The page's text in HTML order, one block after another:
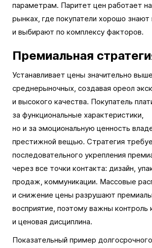
параметрам. Паритет цен работает
рынках, где покупатели хорошо знают
и выбирают по комплексу факторов.
Премиальная
Устанавливает цены значительно выше
среднерыночных, создавая ореол
и высокого качества. Покупатель
за функциональные характеристики,
но и за эмоциональную ценность
престижной вещью. Стратегия
последовательного укрепления
через все точки контакта: дизайн,
продаж, коммуникации. Массовые
и снижение цены разрушают
восприятие, поэтому важны контроль
и ценовая дисциплина.
Показательный пример